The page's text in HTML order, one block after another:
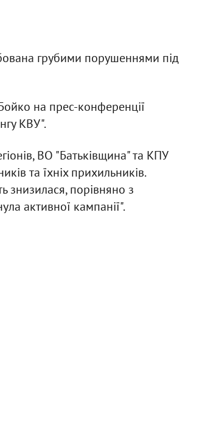
грубими порушеннями під
на прес-конференції
КВУ".
ВО "Батьківщина" та КПУ
та їхніх прихильників.
знизилася, порівняно з
активної кампанії".